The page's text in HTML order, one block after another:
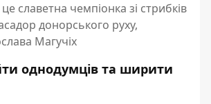
славетна чемпіонка зі стрибків
донорського руху,
Магучіх
однодумців та ширити